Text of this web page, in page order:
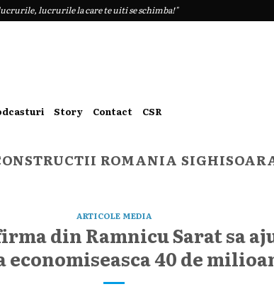
lucrurile la care te uiti se schimba!"
Story Contact CSR
ROMANIA
ARTICOLE MEDIA
din Ramnicu Sarat sa
economiseasca 40 de